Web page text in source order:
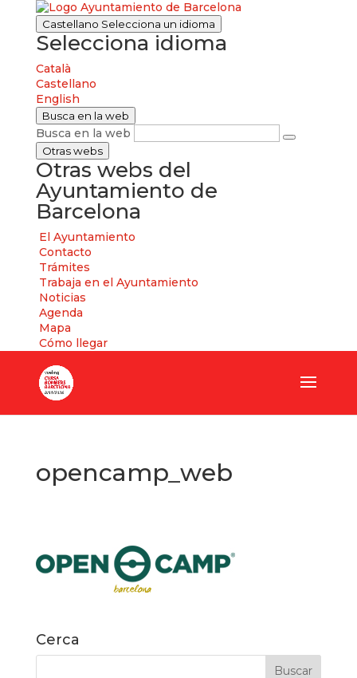
Castellano Selecciona un idioma
Selecciona idioma
Català
Castellano
English
Busca en la web
Busca en la web
Otras webs
Otras webs del
Ayuntamiento de
Barcelona
El Ayuntamiento
Contacto
Trámites
Trabaja en el Ayuntamiento
Noticias
Agenda
Mapa
Cómo llegar
opencamp_web
Cerca